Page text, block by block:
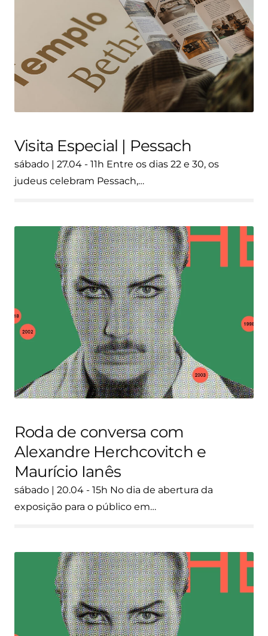
Visita Especial | Pessach
sábado | 27.04 - 11h Entre os dias 22 e 30, os
judeus celebram Pessach,…
Roda de conversa com
Alexandre Herchcovitch e
Maurício Ianês
sábado | 20.04 - 15h No dia de abertura da
exposição para o público em…